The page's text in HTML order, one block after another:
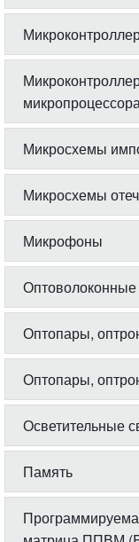
Микросхемы
Микросхемы
Микрофоны
Оптопары,
Оптопары,
Осветительные
Память